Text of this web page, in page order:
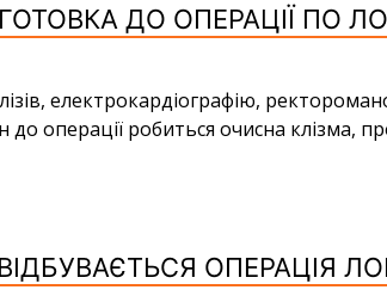
ДО ОПЕРАЦІЇ ПО
електрокардіографію,
операції робиться очисна клізма,
ОПЕРАЦІЯ